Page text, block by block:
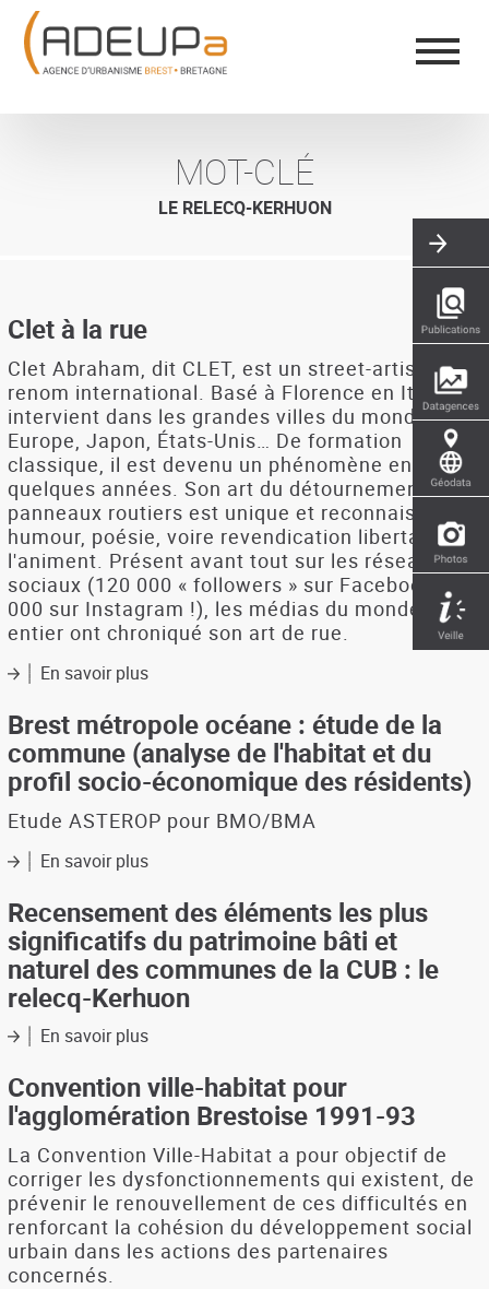
Aller
contenu
principal
MOT-CLÉ
LE RELECQ-KERHUON
Clet à la rue
Clet Abraham, dit CLET, est un street-artist de
renom international. Basé à Florence en Italie, il
intervient dans les grandes villes du monde :
Europe, Japon, États-Unis… De formation
classique, il est devenu un phénomène en
quelques années. Son art du détournement des
panneaux routiers est unique et reconnaissable :
humour, poésie, voire revendication libertaire
l'animent. Présent avant tout sur les réseaux
sociaux (120 000 « followers » sur Facebook ; 25
000 sur Instagram !), les médias du monde
entier ont chroniqué son art de rue.
En savoir plussur
à
la
rue
Brest métropole océane : étude de la
commune (analyse de l'habitat et du
profil socio-économique des résidents)
Etude ASTEROP pour BMO/BMA
En savoir plussur
métropole
océane
étude
de
la
commune
de
l'habitat
et
du
profil
socio-
économique
des
résidents)
Recensement des éléments les plus
significatifs du patrimoine bâti et
naturel des communes de la CUB : le
relecq-Kerhuon
En savoir plussur
des
éléments
les
plus
significatifs
du
patrimoine
bâti
et
Convention ville-habitat pour
l'agglomération Brestoise 1991-93
La Convention Ville-Habitat a pour objectif de
corriger les dysfonctionnements qui existent, de
prévenir le renouvellement de ces difficultés en
renforcant la cohésion du développement social
urbain dans les actions des partenaires
concernés.
Panneau de gestion des cookies